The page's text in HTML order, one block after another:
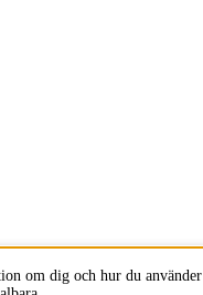
om dig och hur du